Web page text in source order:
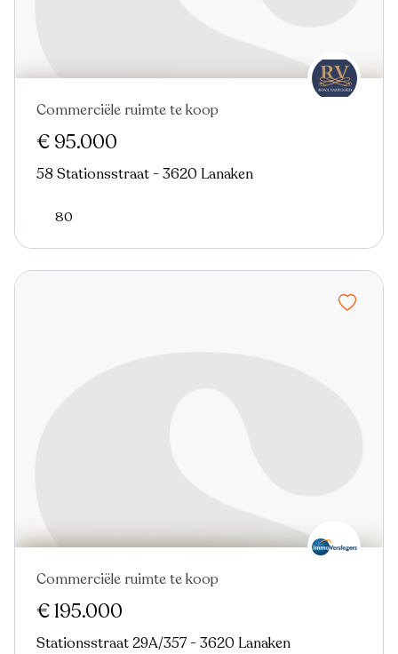
Commerciële ruimte te koop
€ 95.000
58 Stationsstraat - 3620 Lanaken
80
Commerciële ruimte te koop
€ 195.000
Stationsstraat 29A/357 - 3620 Lanaken